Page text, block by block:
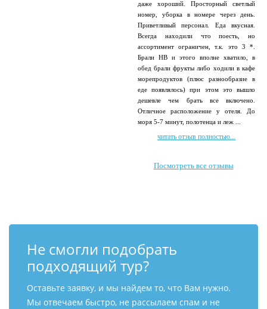
даже хороший. Просторный светлый
номер, уборка в номере через день.
Приветливый персонал. Еда вкусная.
Всегда находили что поесть, но
ассортимент ограничен, т.к. это 3 *.
Брали HB и этого вполне хватило, в
обед брали фрукты либо ходили в кафе
морепродуктов (плюс разнообразие в
еде появлялось) при этом это вышло
дешевле чем брать все включено.
Отличное расположение у отеля. До
моря 5-7 минут, полотенца и леж ...
читать отзыв полностью...
Посмотреть все отзывы
Не смогли подобрать
подходящий тур?
Оставьте заявку, и мы найдем то, что Вам нужно.
Мы отвечаем быстро, не рассылаем спам и не